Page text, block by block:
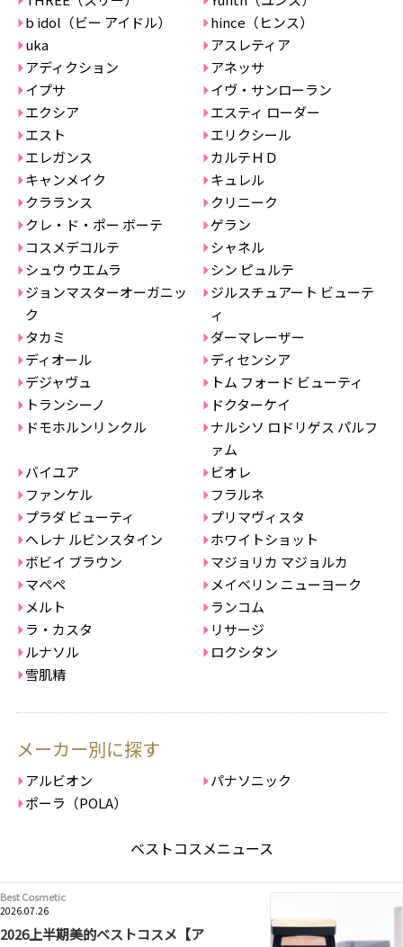
b idol（ビー アイドル）
hince（ヒンス）
uka
アスレティア
アディクション
アネッサ
イプサ
イヴ・サンローラン
エクシア
エスティ ローダー
エスト
エリクシール
エレガンス
カルテＨＤ
キャンメイク
キュレル
クラランス
クリニーク
クレ・ド・ポー ボーテ
ゲラン
コスメデコルテ
シャネル
シュウ ウエムラ
シン ピュルテ
ジョンマスターオーガニッ
ク
ジルスチュアート ビューテ
ィ
タカミ
ダーマレーザー
ディオール
ディセンシア
デジャヴュ
トム フォード ビューティ
トランシーノ
ドクターケイ
ドモホルンリンクル
ナルシソ ロドリゲス パルフ
ァム
バイユア
ビオレ
ファンケル
フラルネ
プラダ ビューティ
プリマヴィスタ
ヘレナ ルビンスタイン
ホワイトショット
ボビイ ブラウン
マジョリカ マジョルカ
マペペ
メイベリン ニューヨーク
メルト
ランコム
ラ・カスタ
リサージ
ルナソル
ロクシタン
雪肌精
メーカー別に探す
アルビオン
パナソニック
ポーラ（POLA）
ベストコスメニュース
Best Cosmetic
2026.07.26
2026上半期美的ベストコスメ【ア